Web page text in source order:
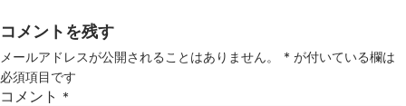
コメントを残す
メールアドレスが公開されることはありません。 * が付いている欄は
必須項目です
コメント *